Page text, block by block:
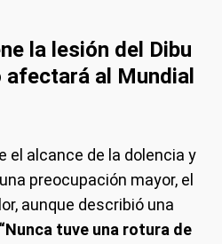
la lesión del Dibu
al Mundial
el alcance de la dolencia y
preocupación mayor, el
aunque describió una
“Nunca tuve una rotura de